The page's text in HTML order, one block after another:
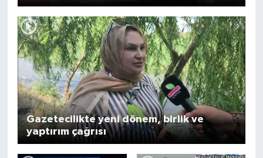
Gazetecilikte yeni dönem, birlik ve
yaptırım çağrısı